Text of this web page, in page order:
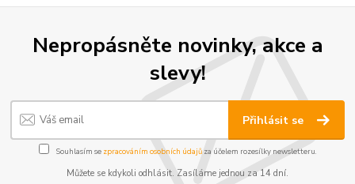
Nepropásněte novinky, akce a
slevy!
Přihlásit se
Souhlasím se zpracováním osobních údajůza účelem rozesílky newsletteru.
Můžete se kdykoli odhlásit. Zasíláme jednou za 14 dní.